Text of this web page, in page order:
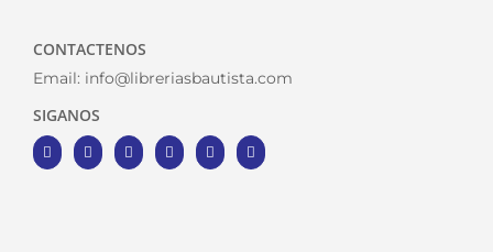
CONTACTENOS
Email: info@libreriasbautista.com
SIGANOS